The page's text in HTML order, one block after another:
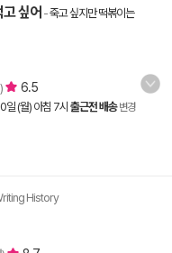
고 싶어 -죽고 싶지만 떡볶이는
6.5
일 (월) 아침 7시 출근전 배송 변경
History